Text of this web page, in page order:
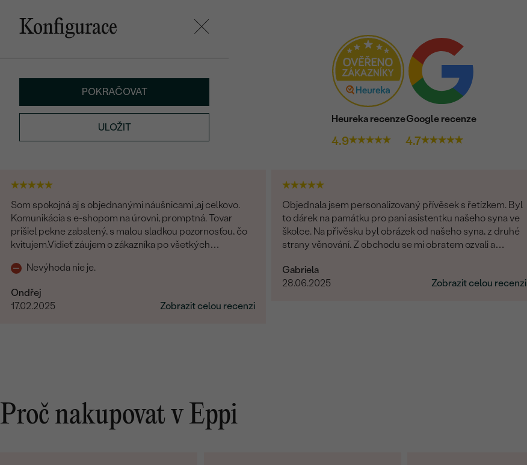
Konfigurace
POKRAČOVAT
ULOŽIT
Heureka recenze
4.9
Google recenze
4.7
Som spokojná aj s objednanými náušnicami ,aj celkovo.
Komunikácia s e-shopom na úrovni, promptná. Tovar
prišiel pekne zabalený, s malou sladkou pozornosťou, čo
kvitujem.Vidieť záujem o zákazníka po všetkých
Nevýhoda nie je.
Ondřej
17.02.2025
Zobrazit celou recenzi
Objednala jsem personalizovaný přívěsek s řetízkem. Byl
to dárek na památku pro paní asistentku našeho syna ve
školce. Na přívěsku byl obrázek od našeho syna, z druhé
strany věnování. Z obchodu se mi obratem ozvali a
nádherný, udělal velikou radost, je originální a opravdová
památka. Jednání s paní po e-mailu bylo rychlé a
Gabriela
28.06.2025
Zobrazit celou recenzi
Proč nakupovat v Eppi